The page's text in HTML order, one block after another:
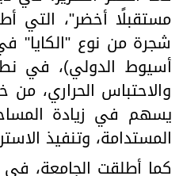
شجرة من نوع "الكايا"
أسيوط الدولي)، في
والاحتباس الحراري، من
يسهم في زيادة
المستدامة، وتنفيذ